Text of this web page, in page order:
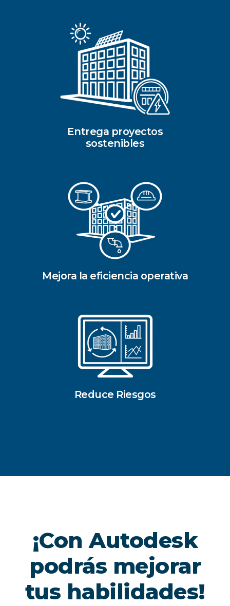
Entrega proyectos
sostenibles
Mejora la eficiencia operativa
Reduce Riesgos
¡Con Autodesk
podrás mejorar
tus habilidades!